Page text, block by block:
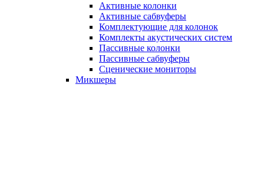
Активные колонки
Активные сабвуферы
Комплектующие для колонок
Комплекты акустических систем
Пассивные колонки
Пассивные сабвуферы
Сценические мониторы
Микшеры